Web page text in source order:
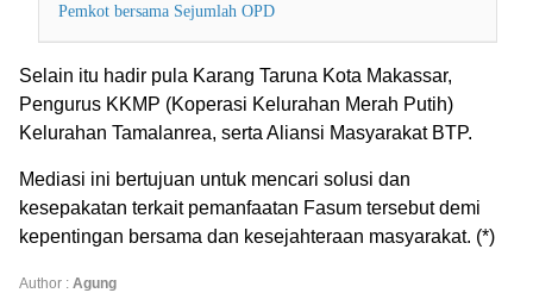
Pemkot bersama Sejumlah OPD
Selain itu hadir pula Karang Taruna Kota Makassar,
Pengurus KKMP (Koperasi Kelurahan Merah Putih)
Kelurahan Tamalanrea, serta Aliansi Masyarakat BTP.
Mediasi ini bertujuan untuk mencari solusi dan
kesepakatan terkait pemanfaatan Fasum tersebut demi
kepentingan bersama dan kesejahteraan masyarakat. (*)
Author : Agung